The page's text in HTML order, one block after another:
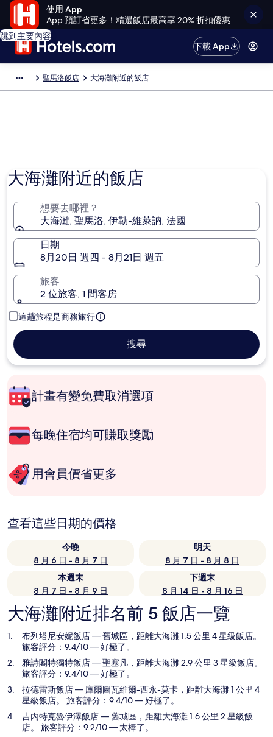
使用 App
App 預訂省更多！精選飯店最高享 20% 折扣優惠
跳到主要內容
下載 App
聖馬洛飯店 大海灘附近的飯店
大海灘附近的飯店
想要去哪裡？
大海灘, 聖馬洛, 伊勒-維萊訥, 法國
日期
8月20日 週四 - 8月21日 週五
旅客
2 位旅客, 1 間客房
這趟旅程是商務旅行
搜尋
計畫有變免費取消選項
每晚住宿均可賺取獎勵
用會員價省更多
查看這些日期的價格
今晚
8 月 6 日 - 8 月 7 日
明天
8 月 7 日 - 8 月 8 日
本週末
8 月 7 日 - 8 月 9 日
下週末
8 月 14 日 - 8 月 16 日
大海灘附近排名前 5 飯店一覽
布列塔尼安妮飯店— 舊城區，距離大海灘 1.5 公里 4 星級飯店。
旅客評分：9.4/10 — 好極了。
雅詩閣特獨特飯店— 聖塞凡，距離大海灘 2.9 公里 3 星級飯店。
旅客評分：9.4/10 — 好極了。
拉德雷斯飯店— 庫爾圖瓦維爾-西永-莫卡，距離大海灘 1 公里 4
星級飯店。 旅客評分：9.4/10 — 好極了。
吉內特克魯伊澤飯店— 舊城區，距離大海灘 1.6 公里 2 星級飯
店。 旅客評分：9.2/10 — 太棒了。